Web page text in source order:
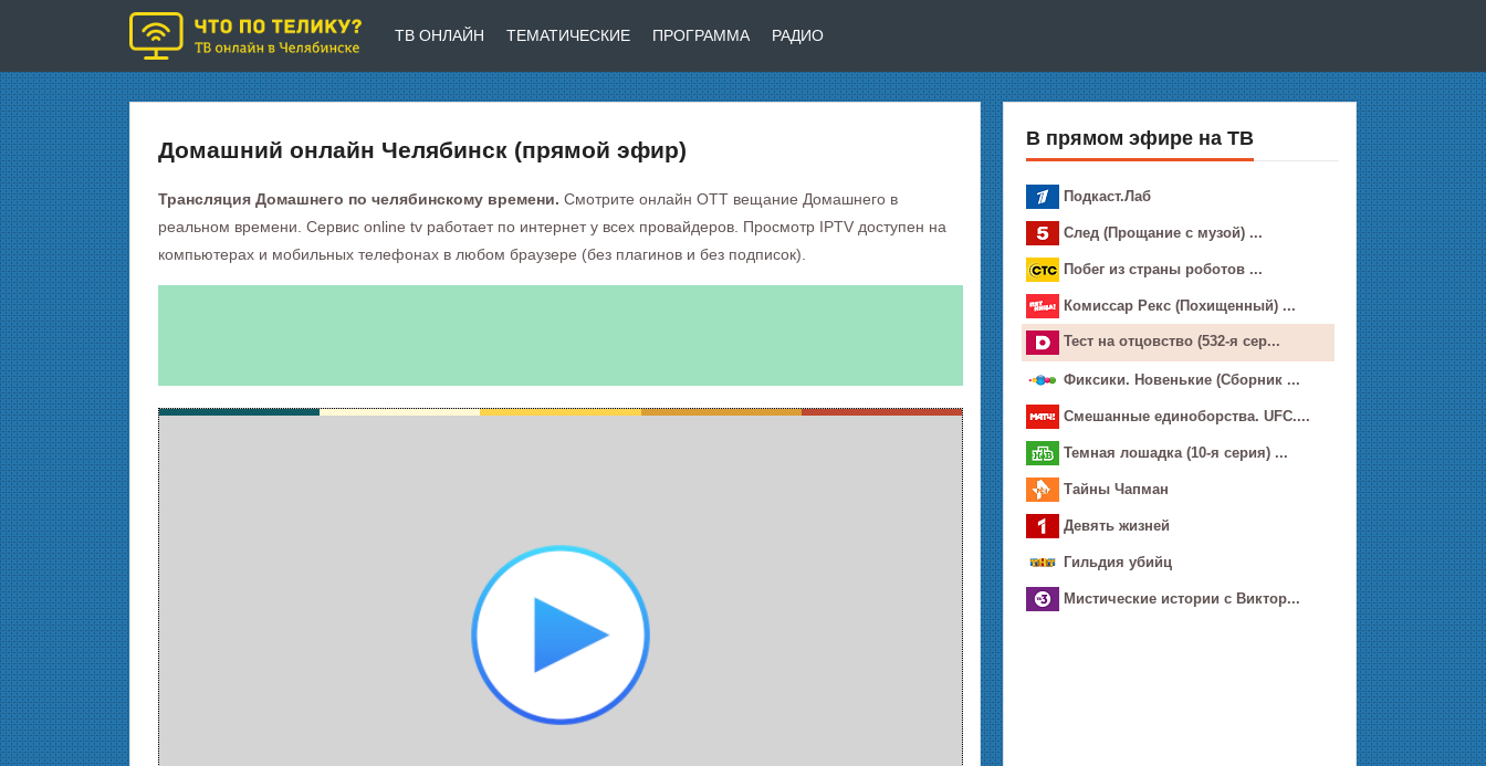
ТВ ОНЛАЙН ТЕМАТИЧЕСКИЕ ПРОГРАММА РАДИО
Домашний онлайн Челябинск (прямой эфир)
Трансляция Домашнего по челябинскому времени. Смотрите онлайн OTT вещание Домашнего в
реальном времени. Сервис online tv работает по интернет у всех провайдеров. Просмотр IPTV доступен на
компьютерах и мобильных телефонах в любом браузере (без плагинов и без подписок).
В прямом эфире на ТВ
Подкаст.Лаб
След (Прощание с музой) ...
Побег из страны роботов ...
Комиссар Рекс (Похищенный) ...
Тест на отцовство (532-я сер...
Фиксики. Новенькие (Сборник ...
Смешанные единоборства. UFC....
Темная лошадка (10-я серия) ...
Тaйны Чапман
Девять жизней
Гильдия убийц
Мистические истории с Виктор...